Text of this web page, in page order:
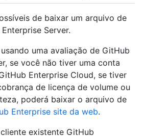
de baixar um arquivo de
Server.
uma avaliação de GitHub
se você não tiver uma conta
Enterprise Cloud, se tiver
de licença de volume ou
poderá baixar o arquivo de
Enterprise site da web.
existente GitHub